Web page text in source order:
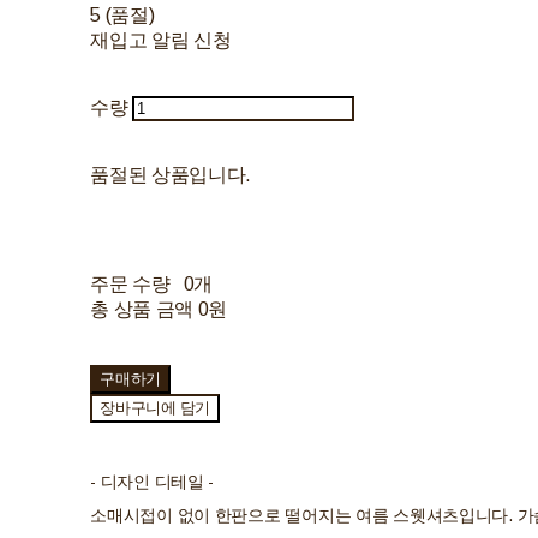
5 (품절)
재입고 알림 신청
수량
품절된 상품입니다.
주문 수량
0개
총 상품 금액 0원
구매하기
장바구니에 담기
- 디자인 디테일 -
소매시접이 없이 한판으로 떨어지는 여름 스웻셔츠입니다.